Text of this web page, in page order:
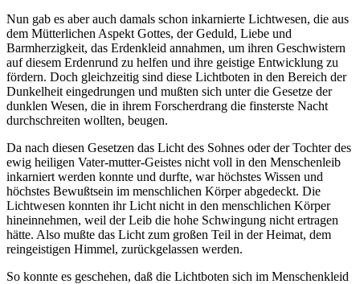
Nun gab es aber auch damals schon inkarnierte Lichtwesen, die aus
dem Mütterlichen Aspekt Gottes, der Geduld, Liebe und
Barmherzigkeit, das Erdenkleid annahmen, um ihren Geschwistern
auf diesem Erdenrund zu helfen und ihre geistige Entwicklung zu
fördern. Doch gleichzeitig sind diese Lichtboten in den Bereich der
Dunkelheit eingedrungen und mußten sich unter die Gesetze der
dunklen Wesen, die in ihrem Forscherdrang die finsterste Nacht
durchschreiten wollten, beugen.
Da nach diesen Gesetzen das Licht des Sohnes oder der Tochter des
ewig heiligen Vater-mutter-Geistes nicht voll in den Menschenleib
inkarniert werden konnte und durfte, war höchstes Wissen und
höchstes Bewußtsein im menschlichen Körper abgedeckt. Die
Lichtwesen konnten ihr Licht nicht in den menschlichen Körper
hineinnehmen, weil der Leib die hohe Schwingung nicht ertragen
hätte. Also mußte das Licht zum großen Teil in der Heimat, dem
reingeistigen Himmel, zurückgelassen werden.
So konnte es geschehen, daß die Lichtboten sich im Menschenkleid